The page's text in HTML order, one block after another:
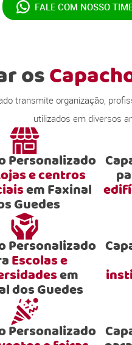
FALE COM NOSSO
os
transmite organização,
utilizados em diversos
Personalizado
e centros
em Faxinal
Guedes
Personalizado
Escolas e
em
dos Guedes
Personalizado